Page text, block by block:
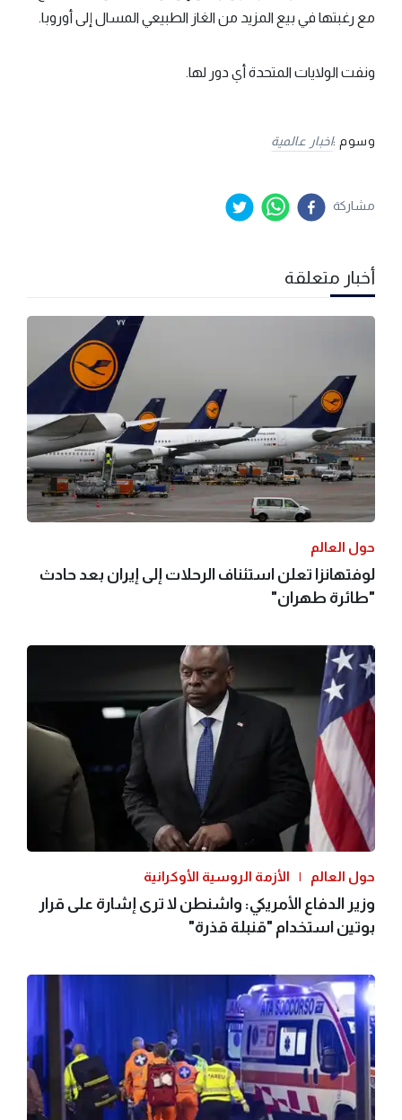
مع رغبتها في بيع المزيد من الغاز الطبيعي المسال إلى أوروبا.
ونفت الولايات المتحدة أي دور لها.
وسوم :اخبار عالمية
مشاركة
أخبار متعلقة
حول العالم
لوفتهانزا تعلن استئناف الرحلات إلى إيران بعد حادث
"طائرة طهران"
حول العالم الأزمة الروسية الأوكرانية
وزير الدفاع الأمريكي: واشنطن لا ترى إشارة على قرار
بوتين استخدام "قنبلة قذرة"